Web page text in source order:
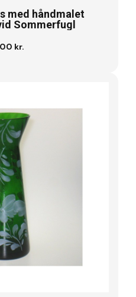
med håndmalet
Sommerfugl
kr.